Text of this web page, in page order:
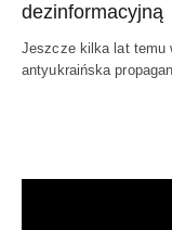
dezinformacyjną
Jeszcze kilka lat temu
antyukraińska